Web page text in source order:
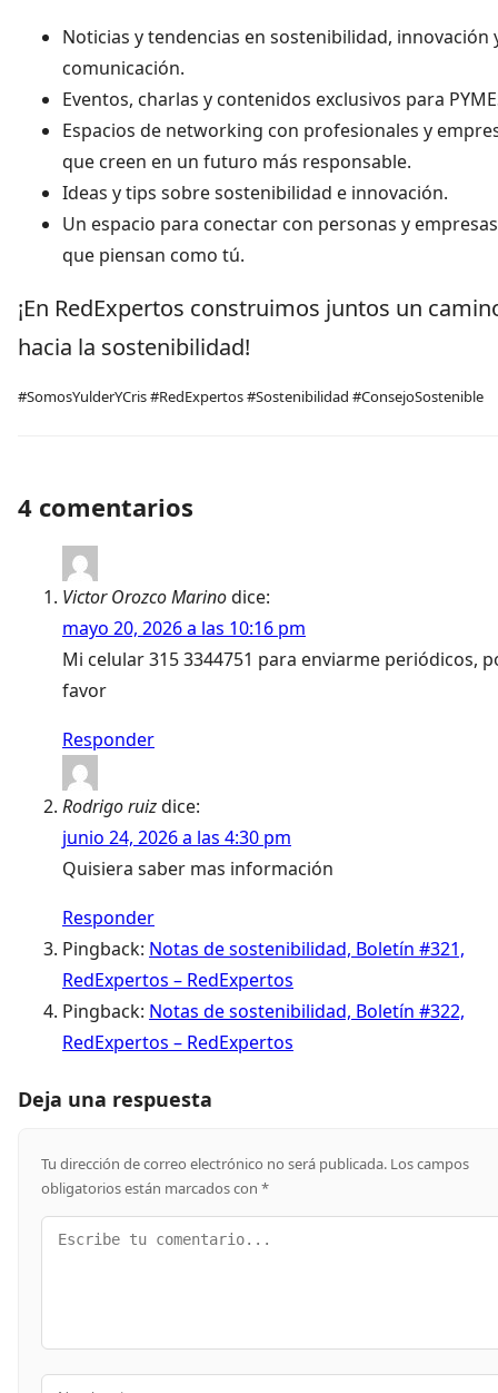
Noticias y tendencias en sostenibilidad, innovación
comunicación.
Eventos, charlas y contenidos exclusivos para
Espacios de networking con profesionales y
que creen en un futuro más responsable.
Ideas y tips sobre sostenibilidad e innovación.
Un espacio para conectar con personas y empresas
que piensan como tú.
¡En RedExpertos construimos juntos un
hacia la sostenibilidad!
#SomosYulderYCris #RedExpertos #Sostenibilidad #ConsejoSostenible
4 comentarios
Victor Orozco Marinodice:
mayo 20, 2026 a las 10:16 pm
Mi celular 315 3344751 para enviarme periódicos,
favor
Responder
Rodrigo ruizdice:
junio 24, 2026 a las 4:30 pm
Quisiera saber mas información
Responder
Pingback: Notas de sostenibilidad, Boletín #321,
RedExpertos – RedExpertos
Pingback: Notas de sostenibilidad, Boletín #322,
RedExpertos – RedExpertos
Deja una respuesta
Tu dirección de correo electrónico no será publicada. Los campos
obligatorios están marcados con *